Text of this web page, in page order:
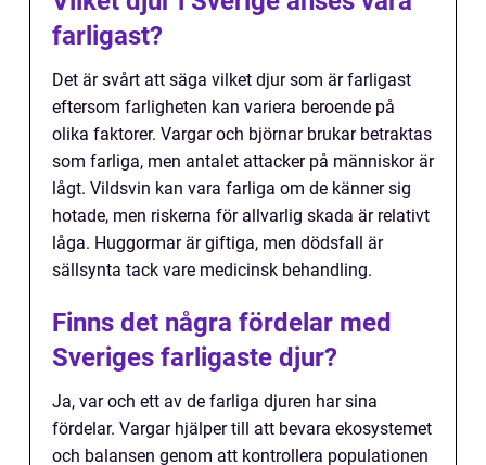
farligast?
Det är svårt att säga vilket djur som är farligast
eftersom farligheten kan variera beroende på
olika faktorer. Vargar och björnar brukar betraktas
som farliga, men antalet attacker på människor är
lågt. Vildsvin kan vara farliga om de känner sig
hotade, men riskerna för allvarlig skada är relativt
låga. Huggormar är giftiga, men dödsfall är
sällsynta tack vare medicinsk behandling.
Finns det några fördelar med
Sveriges farligaste djur?
Ja, var och ett av de farliga djuren har sina
fördelar. Vargar hjälper till att bevara ekosystemet
och balansen genom att kontrollera populationen